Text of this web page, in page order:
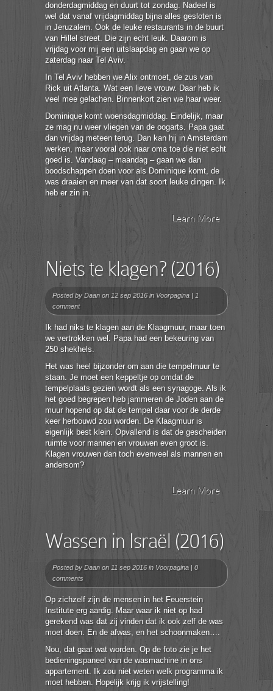
donderdagmiddag en duurt tot zondag. Nadeel is
wel dat vanaf vrijdagmiddag bijna alles gesloten is
in Jeruzalem. Ook de leuke restaurants in de buurt
van Hillel street. Die zijn echt leuk. Daarom is
vrijdag voor mij een uitslaapdag en gaan we op
zaterdag naar Tel Aviv.
In Tel Aviv hebben we Alix ontmoet, de zus van
Rick uit Atlanta. Wat een lieve vrouw. Daar heb ik
veel mee gelachen. Binnenkort zien we haar weer.
Dominique komt woensdagmiddag. Eindelijk, maar
ze mag nu weer vliegen van de oogarts. Papa gaat
dan vrijdag meteen terug. Dan kan hij in Amsterdam
werken, maar vooral ook naar oma toe die niet echt
goed is. Vandaag – maandag – gaan we dan
boodschappen doen voor als Dominique komt, de
was draaien en meer van dat soort leuke dingen. Ik
heb er zin in.
Learn More
Niets te klagen? (2016)
Posted by Daan on 12 sep 2016 in Voorpagina | 1
comment
Ik had niks te klagen aan de Klaagmuur, maar toen
we vertrokken wel. Papa had een bekeuring van
250 shekhels.
Het was heel bijzonder om aan die tempelmuur te
staan. Je moet een keppeltje op omdat de
tempelplaats gezien wordt als een synagoge. Als ik
het goed begrepen heb jammeren de Joden aan de
muur hopend op dat de tempel daar voor de derde
keer herbouwd zou worden. De Klaagmuur is
eigenlijk best klein. Opvallend is dat de gescheiden
ruimte voor mannen en vrouwen even groot is.
Klagen vrouwen dan toch evenveel als mannen en
andersom?
Learn More
Wassen in Israël (2016)
Posted by Daan on 11 sep 2016 in Voorpagina | 0
comments
Op zichzelf zijn de mensen in het Feuerstein
Institute erg aardig. Maar waar ik niet op had
gerekend was dat zij vinden dat ik ook zelf de was
moet doen. En de afwas, en het schoonmaken….
Nou, dat gaat wat worden. Op de foto zie je het
bedieningspaneel van de wasmachine in ons
appartement. Ik zou niet weten welk programma ik
moet hebben. Hopelijk krijg ik vrijstelling!